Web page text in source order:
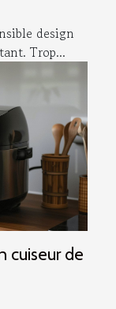
design
Trop...
cuiseur de